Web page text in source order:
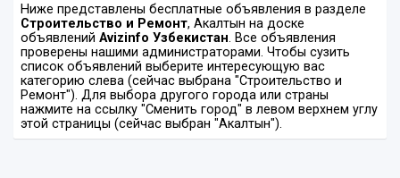
Ниже представлены бесплатные объявления в разделе
Строительство и Ремонт, Акалтын на доске
объявлений Avizinfo Узбекистан. Все объявления
проверены нашими администраторами. Чтобы сузить
список объявлений выберите интересующую вас
категорию слева (сейчас выбрана "Строительство и
Ремонт"). Для выбора другого города или страны
нажмите на ссылку "Сменить город" в левом верхнем углу
этой страницы (сейчас выбран "Акалтын").